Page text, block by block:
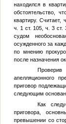
находился в
обстоятельство,
квартиру. Считает,
ч. 1 ст. 105, ч. 3
судом
осужденного за
по мнению
после назначения
апелляционного
приговор
следующим
Как
приговора,
превышении со